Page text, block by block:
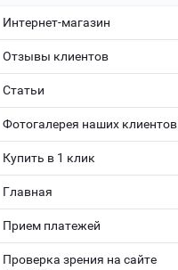
Интернет-магазин
Отзывы клиентов
Статьи
Фотогалерея наших клиентов
Купить в 1 клик
Главная
Прием платежей
Проверка зрения на сайте